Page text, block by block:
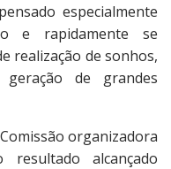
especialmente
e rapidamente se
realização de sonhos,
de grandes
organizadora
alcançado